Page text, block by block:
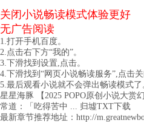
关闭小说畅读模式体验更好
无广告阅读
1.打开手机百度。
2.点击右下方“我的”。
3.下滑找到设置,点击。
4.下滑找到“网页小说畅读服务”,点击关
5.最后观看小说就不会弹出畅读模式了
星星海豚 【2025 POPO原创小说大赏
常道：「吃得苦中 ... 归墟TXT下载
最新章节推荐地址：http://